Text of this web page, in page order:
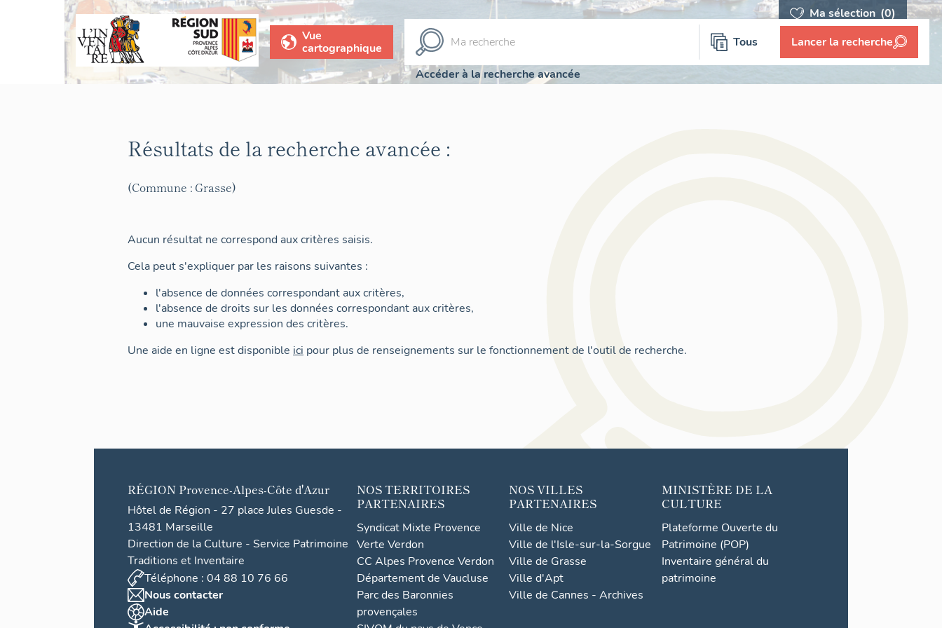
Ma sélection (0)
Vue
cartographique
Tous Lancer la recherche
Accéder à la recherche avancée
Résultats de la recherche avancée :
(Commune : Grasse)
Aucun résultat ne correspond aux critères saisis.
Cela peut s'expliquer par les raisons suivantes :
l'absence de données correspondant aux critères,
l'absence de droits sur les données correspondant aux critères,
une mauvaise expression des critères.
Une aide en ligne est disponible ici pour plus de renseignements sur le fonctionnement de l'outil de recherche.
RÉGION Provence-Alpes-Côte d'Azur
Hôtel de Région - 27 place Jules Guesde -
13481 Marseille
Direction de la Culture - Service Patrimoine
Traditions et Inventaire
Téléphone : 04 88 10 76 66
Nous contacter
Aide
NOS TERRITOIRES
PARTENAIRES
Syndicat Mixte Provence
Verte Verdon
CC Alpes Provence Verdon
Département de Vaucluse
Parc des Baronnies
provençales
NOS VILLES
PARTENAIRES
Ville de Nice
Ville de l'Isle-sur-la-Sorgue
Ville de Grasse
Ville d'Apt
Ville de Cannes - Archives
MINISTÈRE DE LA
CULTURE
Plateforme Ouverte du
Patrimoine (POP)
Inventaire général du
patrimoine